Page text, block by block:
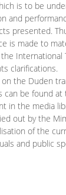
is to be
and
presented.
is made to
clarifications.
the Duden
can be found
in the media
out by the
of the
and public